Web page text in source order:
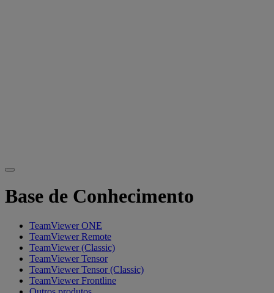
Base de Conhecimento
TeamViewer ONE
TeamViewer Remote
TeamViewer (Classic)
TeamViewer Tensor
TeamViewer Tensor (Classic)
TeamViewer Frontline